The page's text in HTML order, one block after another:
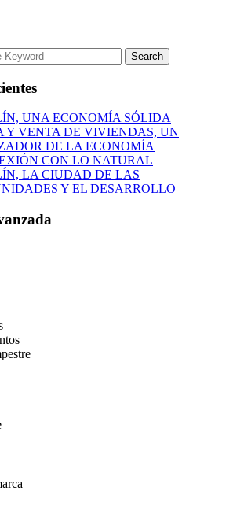
Search
UNA ECONOMÍA SÓLIDA
Y VENTA DE VIVIENDAS, UN
DE LA ECONOMÍA
CON LO NATURAL
LA CIUDAD DE LAS
Y EL DESARROLLO